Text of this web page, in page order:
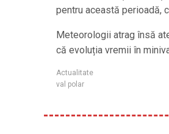
pentru această perioadă,
Meteorologii atrag însă
că evoluția vremii în
Actualitate
val polar